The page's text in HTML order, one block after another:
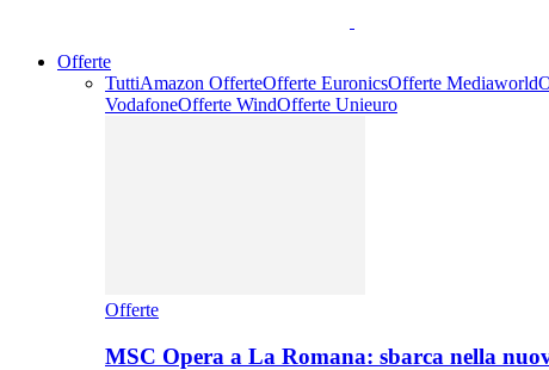
Offerte
TuttiAmazon OfferteOfferte EuronicsOfferte Mediaworld
VodafoneOfferte WindOfferte Unieuro
Offerte
MSC Opera a La Romana: sbarca nella